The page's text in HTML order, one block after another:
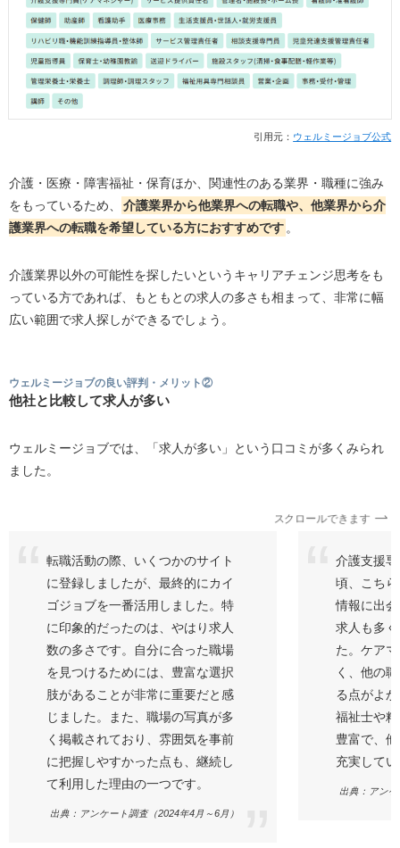
引用元： ウェルミージョブ公式
介護・医療・障害福祉・保育ほか、関連性のある業界・職種に強み
をもっているため、
介護業界から他業界への転職や、他業界から介
護業界への転職を希望している方におすすめです 。
介護業界以外の可能性を探したいというキャリアチェンジ思考をも
っている方であれば、もともとの求人の多さも相まって、非常に幅
広い範囲で求人探しができるでしょう。
ウェルミージョブの良い評判・メリット②
他社と比較して求人が多い
ウェルミージョブでは、「求人が多い」という口コミが多くみられ
ました。
スクロールできます
転職活動の際、いくつかのサイト
に登録しましたが、最終的にカイ
ゴジョブを一番活用しました。特
に印象的だったのは、やはり求人
数の多さです。自分に合った職場
を見つけるためには、豊富な選択
肢があることが非常に重要だと感
じました。また、職場の写真が多
く掲載されており、雰囲気を事前
に把握しやすかった点も、継続し
て利用した理由の一つです。
出典：アンケート調査（2024年4月～6月）
介護支援
頃、こち
情報に出
求人も多
た。ケア
く、他の
る点がよ
福祉士や
豊富で、
充実して
出典：アン